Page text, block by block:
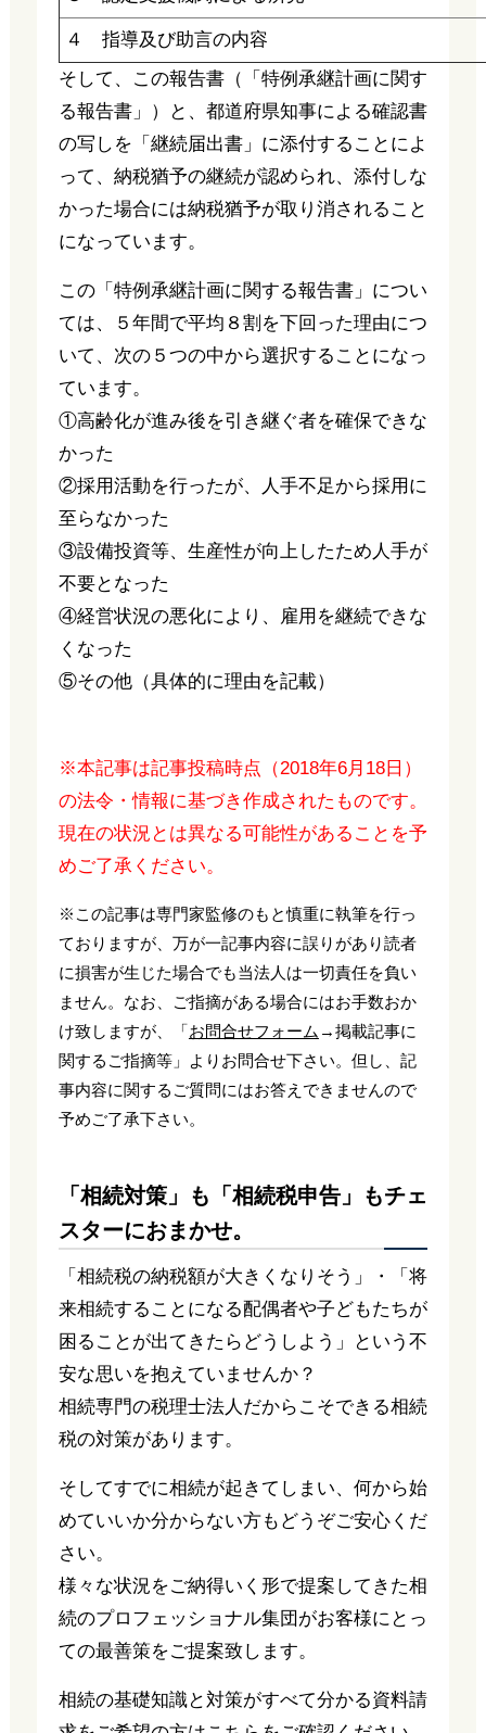
４ 指導及び助言の内容
そして、この報告書（「特例承継計画に関す
る報告書」）と、都道府県知事による確認書
の写しを「継続届出書」に添付することによ
って、納税猶予の継続が認められ、添付しな
かった場合には納税猶予が取り消されること
になっています。
この「特例承継計画に関する報告書」につい
ては、５年間で平均８割を下回った理由につ
いて、次の５つの中から選択することになっ
ています。
①高齢化が進み後を引き継ぐ者を確保できな
かった
②採用活動を行ったが、人手不足から採用に
至らなかった
③設備投資等、生産性が向上したため人手が
不要となった
④経営状況の悪化により、雇用を継続できな
くなった
⑤その他（具体的に理由を記載）
※本記事は記事投稿時点（2018年6月18日）
の法令・情報に基づき作成されたものです。
現在の状況とは異なる可能性があることを予
めご了承ください。
※この記事は専門家監修のもと慎重に執筆を行っ
ておりますが、万が一記事内容に誤りがあり読者
に損害が生じた場合でも当法人は一切責任を負い
ません。なお、ご指摘がある場合にはお手数おか
け致しますが、「お問合せフォーム →掲載記事に
関するご指摘等」よりお問合せ下さい。但し、記
事内容に関するご質問にはお答えできませんので
予めご了承下さい。
「相続対策」も「相続税申告」もチェ
スターにおまかせ。
「相続税の納税額が大きくなりそう」・「将
来相続することになる配偶者や子どもたちが
困ることが出てきたらどうしよう」という不
安な思いを抱えていませんか？
相続専門の税理士法人だからこそできる相続
税の対策があります。
そしてすでに相続が起きてしまい、何から始
めていいか分からない方もどうぞご安心くだ
さい。
様々な状況をご納得いく形で提案してきた相
続のプロフェッショナル集団がお客様にとっ
ての最善策をご提案致します。
相続の基礎知識と対策がすべて分かる資料請